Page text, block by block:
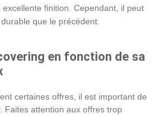
finition. Cependant, il peut
que le précédent.
en fonction de sa
certaines offres, il est important de
Faites attention aux offres trop